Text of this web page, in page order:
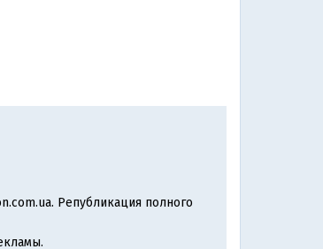
Републикация полного